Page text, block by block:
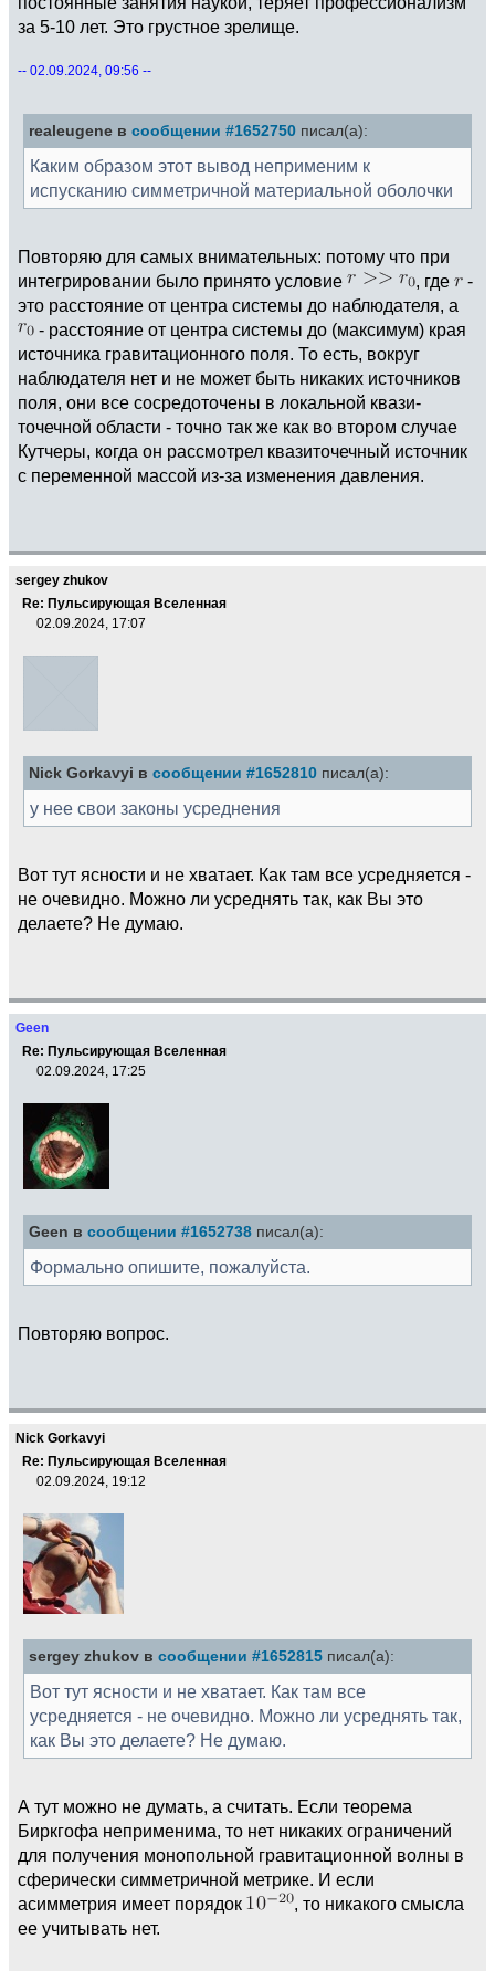
за 5-10 лет. Это грустное зрелище.
-- 02.09.2024, 09:56 --
realeugene в сообщении #1652750 писал(а):
Каким образом этот вывод неприменим к
испусканию симметричной материальной оболочки
Повторяю для самых внимательных: потому что при
интегрировании было принято условие
, где
-
это расстояние от центра системы до наблюдателя, а
- расстояние от центра системы до (максимум) края
источника гравитационного поля. То есть, вокруг
наблюдателя нет и не может быть никаких источников
поля, они все сосредоточены в локальной квази-
точечной области - точно так же как во втором случае
Кутчеры, когда он рассмотрел квазиточечный источник
с переменной массой из-за изменения давления.
sergey zhukov
Re: Пульсирующая Вселенная
02.09.2024, 17:07
Nick Gorkavyi в сообщении #1652810 писал(а):
у нее свои законы усреднения
Вот тут ясности и не хватает. Как там все усредняется -
не очевидно. Можно ли усреднять так, как Вы это
делаете? Не думаю.
Geen
Re: Пульсирующая Вселенная
02.09.2024, 17:25
Geen в сообщении #1652738 писал(а):
Формально опишите, пожалуйста.
Повторяю вопрос.
Nick Gorkavyi
Re: Пульсирующая Вселенная
02.09.2024, 19:12
sergey zhukov в сообщении #1652815 писал(а):
Вот тут ясности и не хватает. Как там все
усредняется - не очевидно. Можно ли усреднять так,
как Вы это делаете? Не думаю.
А тут можно не думать, а считать. Если теорема
Биркгофа неприменима, то нет никаких ограничений
для получения монопольной гравитационной волны в
сферически симметричной метрике. И если
асимметрия имеет порядок
, то никакого смысла
ее учитывать нет.